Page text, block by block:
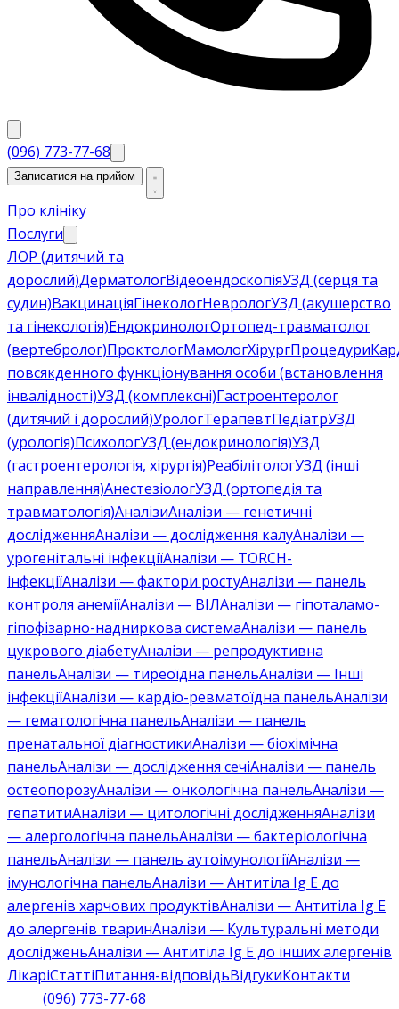
(096) 773-77-68
Записатися на прийом
Про клініку
Послуги
ЛОР (дитячий та
дорослий)ДерматологВідеоендоскопіяУЗД (серця та
судин)ВакцинаціяГінекологНеврологУЗД (акушерство
та гінекологія)ЕндокринологОртопед-травматолог
(вертебролог)ПроктологМамологХірургПроцедури
повсякденного функціонування особи (встановлення
інвалідності)УЗД (комплексні)Гастроентеролог
(дитячий і дорослий)УрологТерапевтПедіатрУЗД
(урологія)ПсихологУЗД (ендокринологія)УЗД
(гастроентерологія, хірургія)РеабілітологУЗД (інші
направлення)АнестезіологУЗД (ортопедія та
травматологія)АналізиАналізи — генетичні
дослідженняАналізи — дослідження калуАналізи —
урогенітальні інфекціїАналізи — TORCH-
інфекціїАналізи — фактори ростуАналізи — панель
контроля анеміїАналізи — ВІЛАналізи — гіпоталамо-
гіпофізарно-надниркова системаАналізи — панель
цукрового діабетуАналізи — репродуктивна
панельАналізи — тиреоїдна панельАналізи — Інші
інфекціїАналізи — кардіо-ревматоїдна панельАналізи
— гематологічна панельАналізи — панель
пренатальної діагностикиАналізи — біохімічна
панельАналізи — дослідження сечіАналізи — панель
остеопорозуАналізи — онкологічна панельАналізи —
гепатитиАналізи — цитологічні дослідженняАналізи
— алергологічна панельАналізи — бактеріологічна
панельАналізи — панель аутоімунологіїАналізи —
імунологічна панельАналізи — Антитіла Ig E до
алергенів харчових продуктівАналізи — Антитіла Ig E
до алергенів тваринАналізи — Культуральні методи
дослідженьАналізи — Антитіла Ig E до інших алергенів
ЛікаріСтаттіПитання-відповідьВідгукиКонтакти
(096) 773-77-68